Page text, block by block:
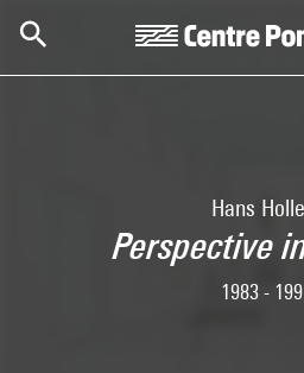
Hans
Perspective
1983 -